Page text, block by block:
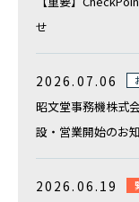
せ
2026.07.06
昭文堂事務機株式
設・営業開始のお
2026.06.19